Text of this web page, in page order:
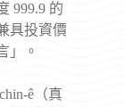
999.9 的
具投資價
」。
ê（真